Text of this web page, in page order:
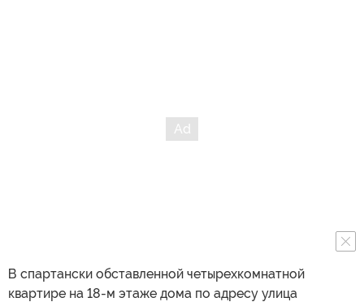
В спартански обставленной четырехкомнатной
квартире на 18-м этаже дома по адресу улица